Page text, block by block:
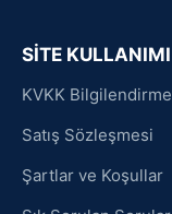
SİTE KULLANIMI
KVKK Bilgilendirme
Satış Sözleşmesi
Şartlar ve Koşullar